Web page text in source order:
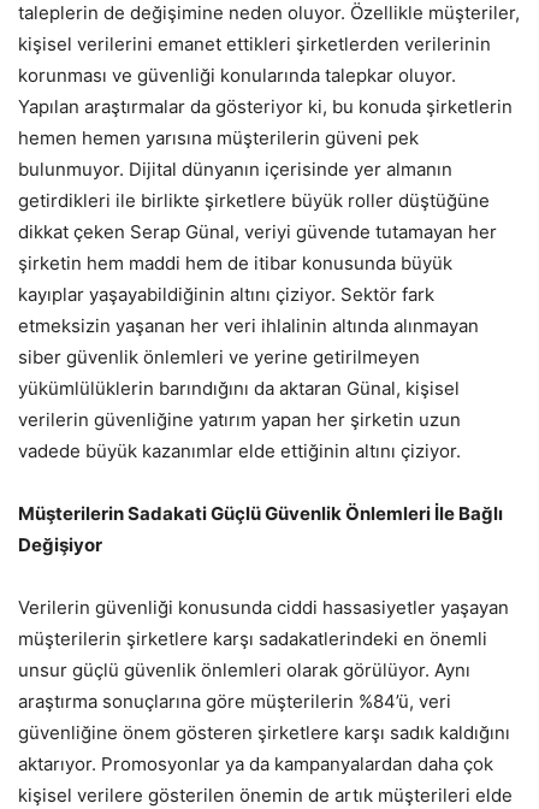
taleplerin de değişimine neden oluyor. Özellikle müşteriler,
kişisel verilerini emanet ettikleri şirketlerden verilerinin
korunması ve güvenliği konularında talepkar oluyor.
Yapılan araştırmalar da gösteriyor ki, bu konuda şirketlerin
hemen hemen yarısına müşterilerin güveni pek
bulunmuyor. Dijital dünyanın içerisinde yer almanın
getirdikleri ile birlikte şirketlere büyük roller düştüğüne
dikkat çeken Serap Günal, veriyi güvende tutamayan her
şirketin hem maddi hem de itibar konusunda büyük
kayıplar yaşayabildiğinin altını çiziyor. Sektör fark
etmeksizin yaşanan her veri ihlalinin altında alınmayan
siber güvenlik önlemleri ve yerine getirilmeyen
yükümlülüklerin barındığını da aktaran Günal, kişisel
verilerin güvenliğine yatırım yapan her şirketin uzun
vadede büyük kazanımlar elde ettiğinin altını çiziyor.
Müşterilerin Sadakati Güçlü Güvenlik Önlemleri İle Bağlı
Değişiyor
Verilerin güvenliği konusunda ciddi hassasiyetler yaşayan
müşterilerin şirketlere karşı sadakatlerindeki en önemli
unsur güçlü güvenlik önlemleri olarak görülüyor. Aynı
araştırma sonuçlarına göre müşterilerin %84’ü, veri
güvenliğine önem gösteren şirketlere karşı sadık kaldığını
aktarıyor. Promosyonlar ya da kampanyalardan daha çok
kişisel verilere gösterilen önemin de artık müşterileri elde